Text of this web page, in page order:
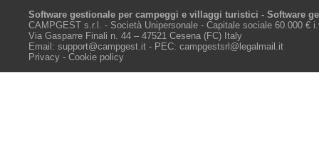
Software gestionale per campeggi e villaggi turistici - Software
CAMPGEST s.r.l. - Società Unipersonale - Capitale sociale 60.000 €
Via Gasparre Finali n. 44 – 47521 Cesena (FC) Italy
Email: support@campgest.it - PEC: campgestsrl@legalmail.it
Privacy - Cookie policy